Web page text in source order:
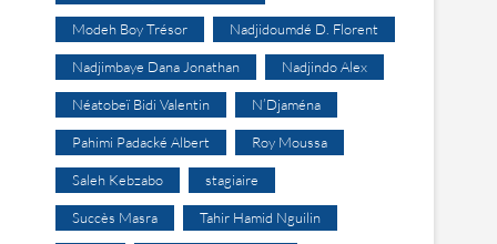
Modeh Boy Trésor Nadjidoumdé D. Florent
Nadjimbaye Dana Jonathan Nadjindo Alex
Néatobeï Bidi Valentin N’Djaména
Pahimi Padacké Albert Roy Moussa
Saleh Kebzabo stagiaire
Succès Masra Tahir Hamid Nguilin